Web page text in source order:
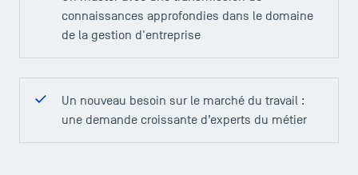
connaissances approfondies dans le domaine
de la gestion d'entreprise
Un nouveau besoin sur le marché du travail :
une demande croissante d’experts du métier